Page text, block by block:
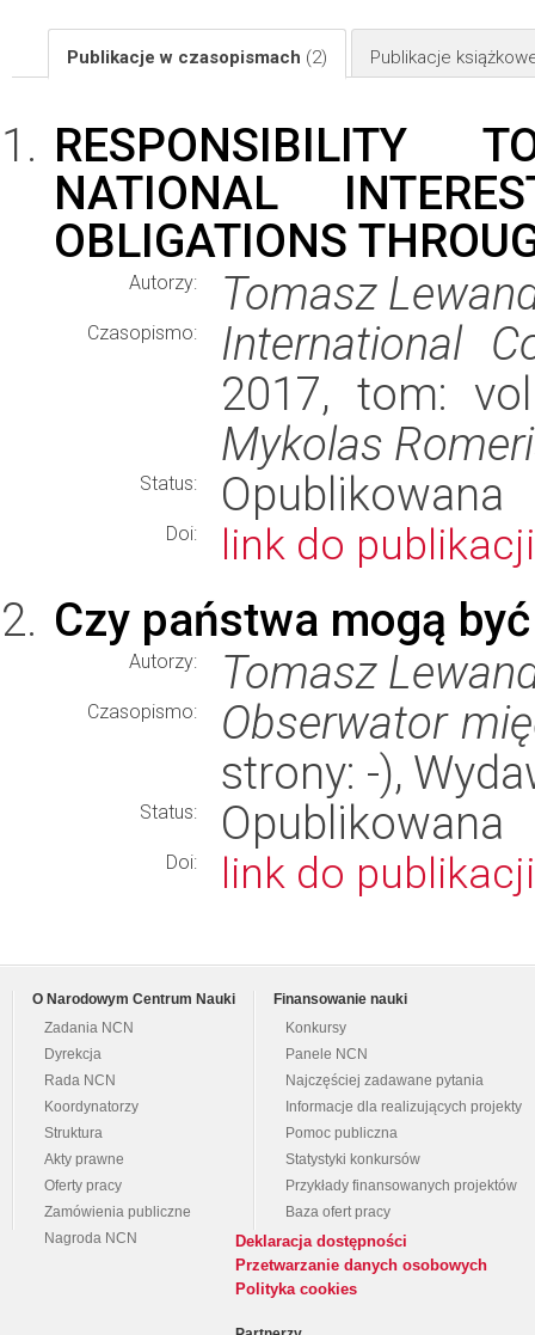
Publikacje w czasopismach (2) Publikacje
RESPONSIBILITY
NATIONAL
OBLIGATIONS
Autorzy: Tomasz
Czasopismo:
International
2017, tom:
Mykolas
Status: Opublikowana
Doi: link do publikacji
Czy państwa mogą
Autorzy: Tomasz
Czasopismo:
Obserwator
strony: -),
Status: Opublikowana
Doi: link do publikacji
O Narodowym Centrum Nauki
Zadania NCN
Dyrekcja
Rada NCN
Koordynatorzy
Struktura
Akty prawne
Oferty pracy
Zamówienia publiczne
Nagroda NCN
Finansowanie nauki
Konkursy
Panele NCN
Najczęściej zadawane pytania
Informacje dla realizujących projekty
Pomoc publiczna
Statystyki konkursów
Przykłady finansowanych projektów
Baza ofert pracy
Deklaracja dostępności
Przetwarzanie danych osobowych
Polityka cookies